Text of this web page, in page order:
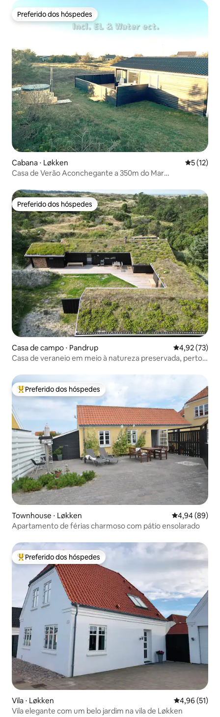
Preferido dos hóspedes
Preferido dos hóspedes
Cabana ⋅ Løkken 5 de uma
5 (12)
Casa de Verão Aconchegante a 350m do Mar
Preferido dos hóspedes
Preferido dos hóspedes
Casa de campo ⋅ Pandrup 4,92 de uma
4,92 (73)
Casa de veraneio em meio à natureza preservada, perto
Entre os melhores preferidos dos hóspedes
Preferido dos hóspedes
Townhouse ⋅ Løkken 4,94 de uma
4,94 (89)
Apartamento de férias charmoso com pátio ensolarado
Entre os melhores preferidos dos hóspedes
Preferido dos hóspedes
Vila ⋅ Løkken 4,96 de uma
4,96 (51)
Vila elegante com um belo jardim na vila de Løkken